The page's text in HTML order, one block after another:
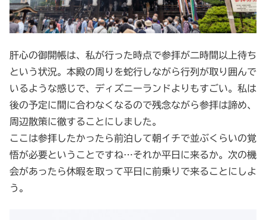
肝心の御開帳は、私が行った時点で参拝が二時間以上待ち
という状況。本殿の周りを蛇行しながら行列が取り囲んで
いるような感じで、ディズニーランドよりもすごい。私は
後の予定に間に合わなくなるので残念ながら参拝は諦め、
周辺散策に徹することにしました。
ここは参拝したかったら前泊して朝イチで並ぶくらいの覚
悟が必要ということですね…それか平日に来るか。次の機
会があったら休暇を取って平日に前乗りで来ることにしよ
う。